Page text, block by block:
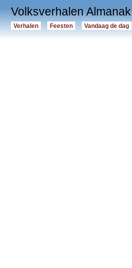
Volksverhalen Almanak
Verhalen Feesten Vandaag de dag